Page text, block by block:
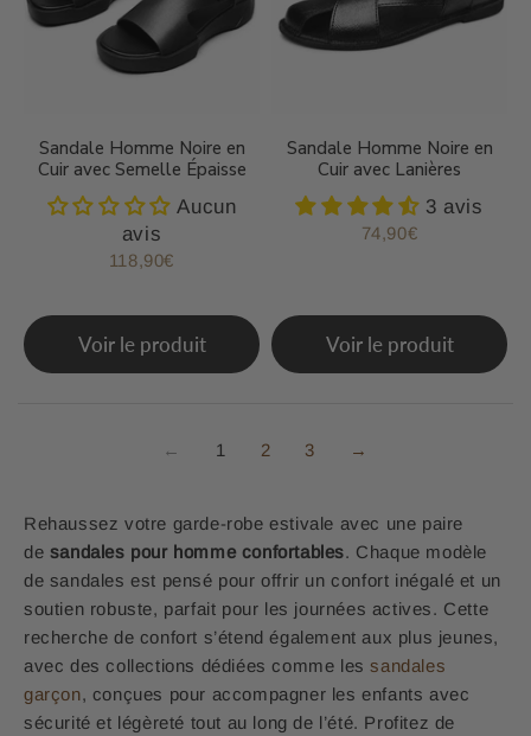
Sandale Homme Noire en
Cuir avec Semelle Épaisse
Aucun
avis
Prix
118,90€
Voir le produit
Sandale Homme Noire en
Cuir avec Lanières
3 avis
Prix
74,90€
Voir le produit
← 1 2 3 →
Rehaussez votre garde-robe estivale avec une paire
de sandales pour homme confortables. Chaque modèle
de sandales est pensé pour offrir un confort inégalé et un
soutien robuste, parfait pour les journées actives. Cette
recherche de confort s’étend également aux plus jeunes,
avec des collections dédiées comme lessandales
garçon, conçues pour accompagner les enfants avec
sécurité et légèreté tout au long de l’été. Profitez de